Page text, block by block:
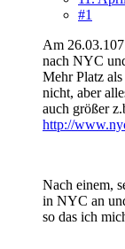
#1
Am
nach NYC
Mehr Platz
nicht, aber
auch größer
http://
Nach einem,
in NYC an
so das ich